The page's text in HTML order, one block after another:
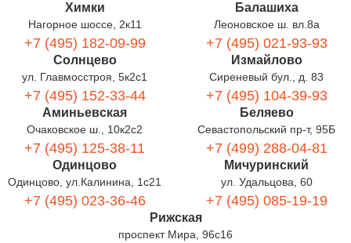
Химки
Нагорное шоссе, 2к11
+7 (495) 182-09-99
Балашиха
Леоновское ш. вл.8а
+7 (495) 021-93-93
Солнцево
ул. Главмосстроя, 5к2с1
+7 (495) 152-33-44
Измайлово
Сиреневый бул., д. 83
+7 (495) 104-39-93
Аминьевская
Очаковское ш., 10к2с2
+7 (495) 125-38-11
Беляево
Севастопольский пр-т, 95Б
+7 (499) 288-04-81
Одинцово
Одинцово, ул.Калинина, 1с21
+7 (495) 023-36-46
Мичуринский
ул. Удальцова, 60
+7 (495) 085-19-19
Рижская
проспект Мира, 96с16